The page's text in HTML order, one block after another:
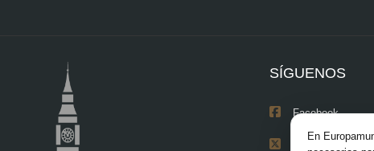
SÍGUENOS
Facebook
En